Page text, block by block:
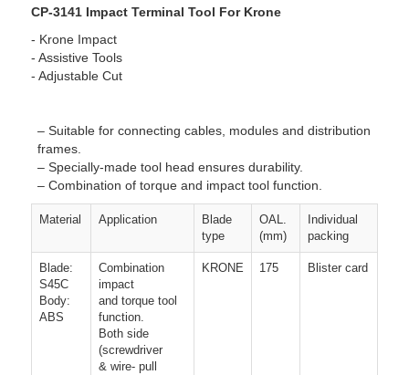
CP-3141 Impact Terminal Tool For Krone
- Krone Impact
- Assistive Tools
- Adjustable Cut
– Suitable for connecting cables, modules and distribution
frames.
– Specially-made tool head ensures durability.
– Combination of torque and impact tool function.
Material Application
Blade
type
OAL.
(mm)
Individual
packing
Blade:
S45C
Body:
ABS
Combination
impact
and torque tool
function.
Both side
(screwdriver
& wire- pull
KRONE 175 Blister card